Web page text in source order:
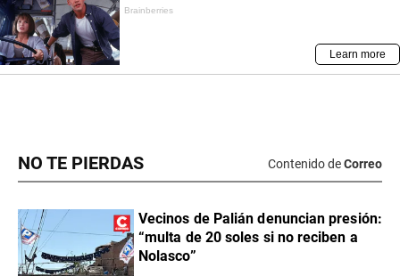
NO TE PIERDAS Contenido deCorreo
Vecinos de Palián denuncian presión:
“multa de 20 soles si no reciben a
Nolasco”